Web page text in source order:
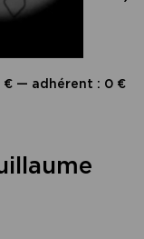
— adhérent : 0 €